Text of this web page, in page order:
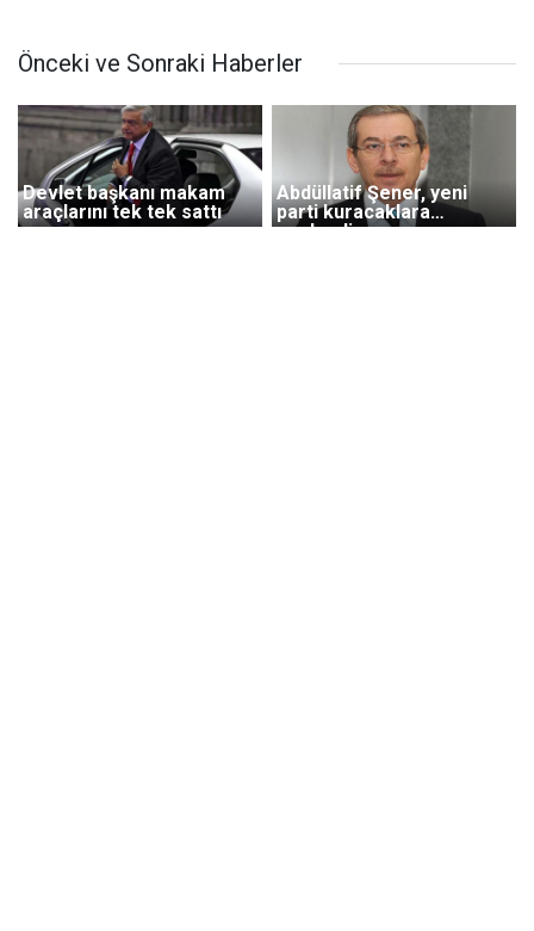
Önceki ve Sonraki Haberler
Devlet başkanı makam
araçlarını tek tek sattı
Abdüllatif Şener, yeni
parti kuracaklara
seslendi